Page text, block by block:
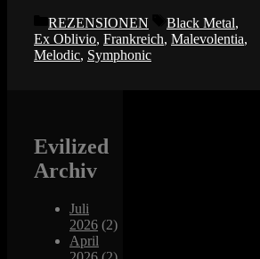
Kategorien
REZENSIONEN Schlagwörter
Black Metal,
Ex Oblivio, Frankreich, Malevolentia,
Melodic, Symphonic
Evilized
Archiv
Juli
2026 (2)
April